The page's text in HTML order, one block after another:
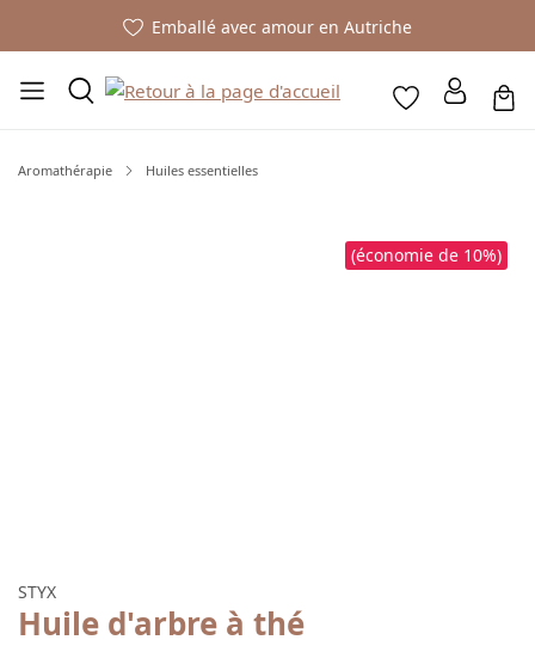
Emballé avec amour en Autriche
Aromathérapie Huiles essentielles
(économie de 10%)
STYX
Huile d'arbre à thé